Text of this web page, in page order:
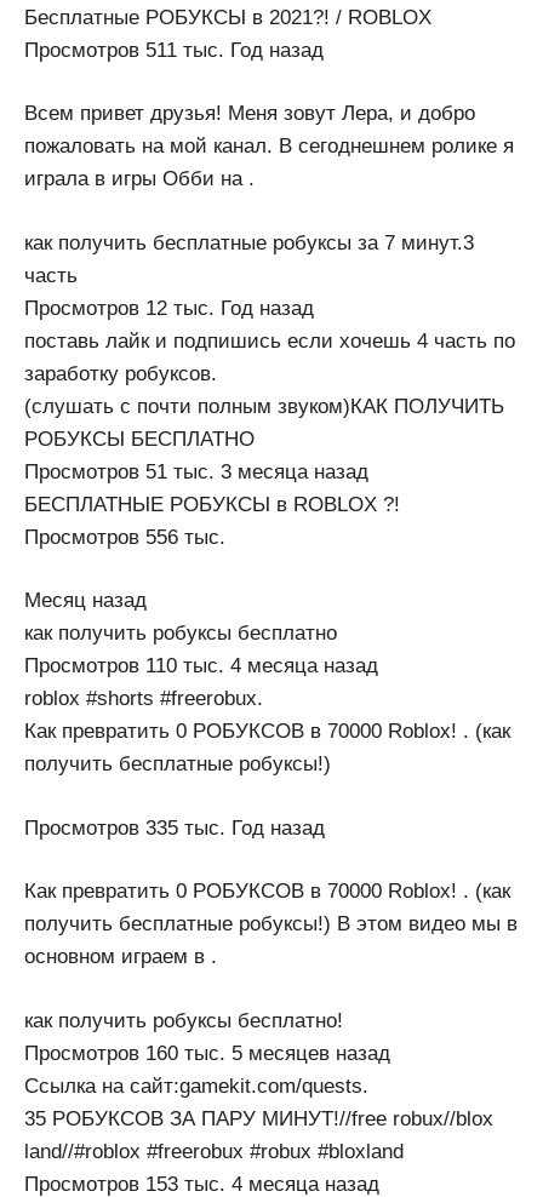
Бесплатные РОБУКСЫ в 2021?! / ROBLOX
Просмотров 511 тыс. Год назад
Всем привет друзья! Меня зовут Лера, и добро
пожаловать на мой канал. В сегоднешнем ролике я
играла в игры Обби на .
как получить бесплатные робуксы за 7 минут.3
часть
Просмотров 12 тыс. Год назад
поставь лайк и подпишись если хочешь 4 часть по
заработку робуксов.
(слушать с почти полным звуком)КАК ПОЛУЧИТЬ
РОБУКСЫ БЕСПЛАТНО
Просмотров 51 тыс. 3 месяца назад
БЕСПЛАТНЫЕ РОБУКСЫ в ROBLOX ?!
Просмотров 556 тыс.
Месяц назад
как получить робуксы бесплатно
Просмотров 110 тыс. 4 месяца назад
roblox #shorts #freerobux.
Как превратить 0 РОБУКСОВ в 70000 Roblox! . (как
получить бесплатные робуксы!)
Просмотров 335 тыс. Год назад
Как превратить 0 РОБУКСОВ в 70000 Roblox! . (как
получить бесплатные робуксы!) В этом видео мы в
основном играем в .
как получить робуксы бесплатно!
Просмотров 160 тыс. 5 месяцев назад
Ссылка на сайт:gamekit.com/quests.
35 РОБУКСОВ ЗА ПАРУ МИНУТ!//free robux//blox
land//#roblox #freerobux #robux #bloxland
Просмотров 153 тыс. 4 месяца назад